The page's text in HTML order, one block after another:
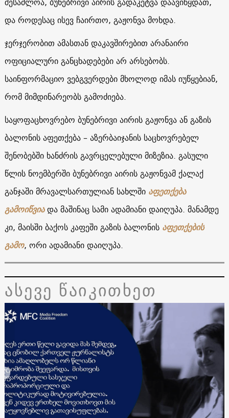
და როდესაც ისევ ჩაირთო, გაჟონვა მოხდა.
ჯერჯერობით ამასთან დაკავშირებით არანაირი
ოფიციალური განცხადებები არ არსებობს.
საინფორმაციო ვებგვერდები მხოლოდ იმას იუწყებიან,
რომ მიმდინარეობს გამოძიება.
საყოფაცხოვრებო ბუნებრივი აირის გაჟონვა ან გაზის
ბალონის აფეთქება – აზერბაიჯანის საცხოვრებელ
შენობებში ხანძრის გავრცელებული მიზეზია. გასული
წლის ნოემბერში ბუნებრივი აირის გაჟონვამ ქალაქ
განჯაში მრავალსართულიან სახლში აფეთქება
გამოიწვიადა მაშინაც სამი ადამიანი დაიღუპა. მანამდე
კი, მაისში ბაქოს კაფეში გაზის ბალონის აფეთქების
გამო, ორი ადამიანი დაიღუპა.
ასევე წაიკითხეთ